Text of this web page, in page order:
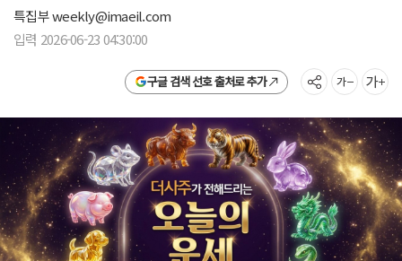
특집부weekly@imaeil.com
입력 2026-06-23 04:30:00
구글 검색 선호 출처로 추가